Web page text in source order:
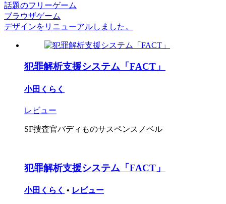
話題のフリーゲーム
ブラウザゲーム
デザインをリニューアルしました。
犯罪解析支援システム「FACT」
小田くらく
レビュー
SF捜査官バディものサスペンスノベル
犯罪解析支援システム「FACT」
小田くらく • レビュー